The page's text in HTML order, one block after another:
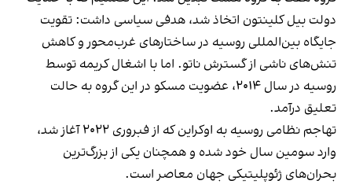
دولت بیل کلینتون اتخاذ شد، هدفی سیاسی داشت: تقویت
جایگاه بین‌المللی روسیه در ساختارهای غرب‌محور و کاهش
تنش‌های ناشی از گسترش ناتو. اما با اشغال کریمه توسط
روسیه در سال ۲۰۱۴، عضویت مسکو در این گروه به حالت
تعلیق درآمد.
تهاجم نظامی روسیه به اوکراین که از فبروری ۲۰۲۲ آغاز شد،
وارد سومین سال خود شده و همچنان یکی از بزرگ‌ترین
بحران‌های ژئوپلیتیکی جهان معاصر است.